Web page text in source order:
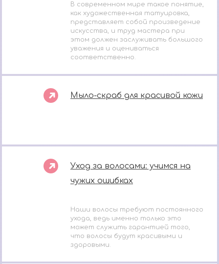
В современном мире такое понятие,
как художественная татуировка,
представляет собой произведение
искусства, и труд мастера при
этом должен заслуживать большого
уважения и оцениваться
соответственно.
Мыло-скраб для красивой кожи
Уход за волосами: учимся на
чужих ошибках
Наши волосы требуют постоянного
ухода, ведь именно только это
может служить гарантией того,
что волосы будут красивыми и
здоровыми.